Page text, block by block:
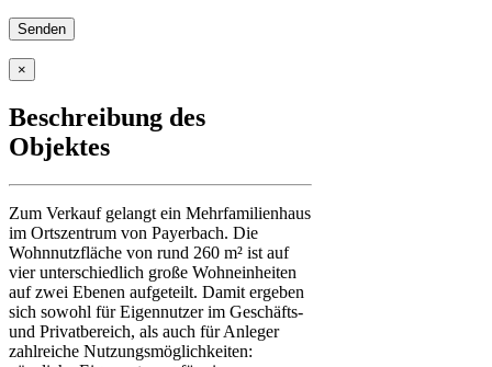
×
Beschreibung des
Objektes
Zum Verkauf gelangt ein Mehrfamilienhaus
im Ortszentrum von Payerbach. Die
Wohnnutzfläche von rund 260 m² ist auf
vier unterschiedlich große Wohneinheiten
auf zwei Ebenen aufgeteilt. Damit ergeben
sich sowohl für Eigennutzer im Geschäfts-
und Privatbereich, als auch für Anleger
zahlreiche Nutzungsmöglichkeiten: